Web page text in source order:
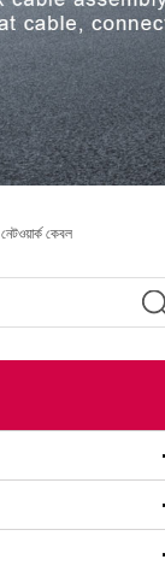
নেটওয়ার্ক কেবল